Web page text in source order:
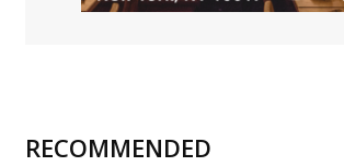
RECOMMENDED